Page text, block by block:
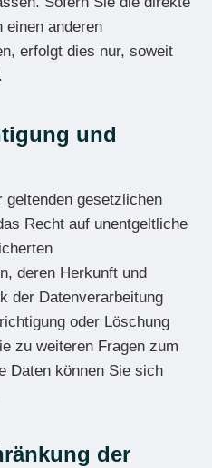
einen anderen
erfolgt dies nur, soweit
und
geltenden gesetzlichen
Recht auf unentgeltliche
deren Herkunft und
der Datenverarbeitung
oder Löschung
zu weiteren Fragen zum
Daten können Sie sich
der